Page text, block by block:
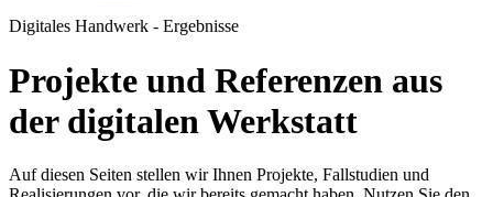
Digitales Handwerk - Ergebnisse
Projekte und Referenzen aus
der digitalen Werkstatt
Auf diesen Seiten stellen wir Ihnen Projekte, Fallstudien und